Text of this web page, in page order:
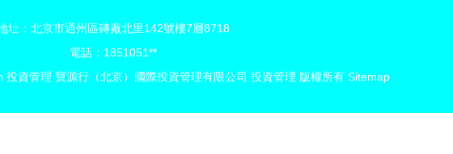
址：北京市通州區磚廠北里142號樓7層8718
電話：1851051**
投資管理 寶源行（北京）國際投資管理有限公司 投資管理 版權所有 Sitemap